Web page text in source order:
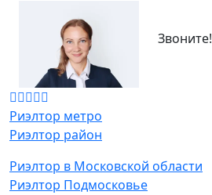
Звоните!
Риэлтор метро
Риэлтор район
Риэлтор в Московской области
Риэлтор Подмосковье